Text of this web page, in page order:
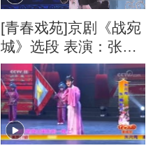
[青春戏苑]京剧《战宛
城》选段 表演：张馨
心